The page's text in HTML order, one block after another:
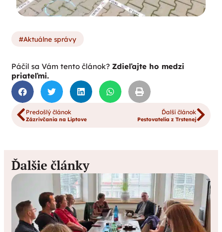
Aktuálne správy
Páčil sa Vám tento článok? Zdieľajte ho medzi
priateľmi.
Predošlý článok
Zázrivčania na Liptove
Ďalší článok
Pestovatelia z Trstenej
Ďalšie články